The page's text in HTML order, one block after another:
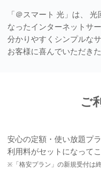
「＠スマート 光」は、
なったインターネットサー
分かりやすくシンプルな
お客様に喜んでいただき
ご
安心の定額・使い放題プ
利用料がセットになってこ
※「格安プラン」の新規受付は